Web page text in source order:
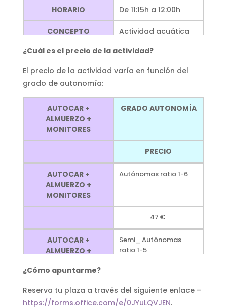
HORARIO De 11:15h a 12:00h
CONCEPTO
Actividad acuática
De 12:00h a 12:30h
CONCEPTO
HORARIO De 12:30h a 13:30h
CONCEPTO
disfrutar la playa
HORARIO De 13:30h a 14:30h
CONCEPTO
HORARIO De 14:30h a 14:45h
CONCEPTO Vuelta a casa
HORARIO De 14:30h a 16h
CONCEPTO
salida y finalización
de actividad
¿Cuál es el precio de la actividad?
El precio de la actividad varía en función del
grado de autonomía:
AUTOCAR +
ALMUERZO +
MONITORES
GRADO AUTONOMÍA
PRECIO
AUTOCAR +
ALMUERZO +
MONITORES
Autónomas ratio 1-6
47 €
AUTOCAR +
ALMUERZO +
Semi_ Autónomas
ratio 1-5
¿Cómo apuntarme?
Reserva tu plaza a través del siguiente enlace –
https://forms.office.com/e/0JYuLQVJEN.